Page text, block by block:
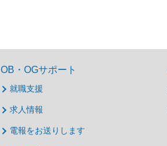
OB・OGサポート
就職支援
求人情報
電報をお送りします